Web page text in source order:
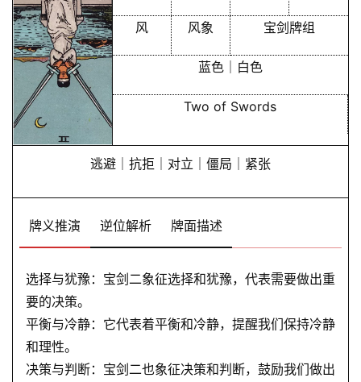
风 风象 宝剑牌组
蓝色｜白色
Two of Swords
逃避｜抗拒｜对立｜僵局｜紧张
牌义推演 逆位解析 牌面描述
选择与犹豫：宝剑二象征选择和犹豫，代表需要做出重
要的决策。
平衡与冷静：它代表着平衡和冷静，提醒我们保持冷静
和理性。
决策与判断：宝剑二也象征决策和判断，鼓励我们做出